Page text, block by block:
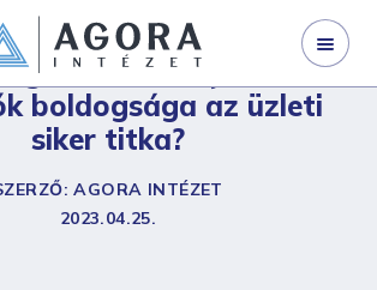
a munkahelyen – A
boldogsága az üzleti
siker titka?
AGORA INTÉZET
2023.04.25.